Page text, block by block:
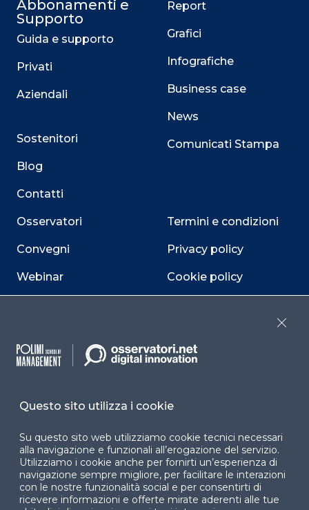
Abbonamenti e
Supporto
Guida e supporto
Privati
Aziendali
Sostenitori
Blog
Contatti
Osservatori
Convegni
Webinar
Report
Grafici
Infografiche
Business case
News
Comunicati Stampa
Termini e condizioni
Privacy policy
Cookie policy
accessibilità
Facebook LinkedIn
YouTube X
Questo sito utilizza i cookie
Su questo sito web utilizziamo cookie tecnici necessari
alla navigazione e funzionali all’erogazione del servizio.
Utilizziamo i cookie anche per fornirti un’esperienza di
navigazione sempre migliore, per facilitare le interazioni
con le nostre funzionalità social e per consentirti di
ricevere informazioni e offerte mirate aderenti alle tue